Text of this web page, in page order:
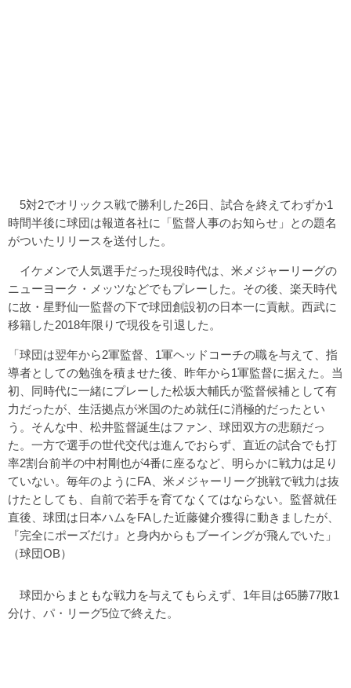
5対2でオリックス戦で勝利した26日、試合を終えてわずか1
時間半後に球団は報道各社に「監督人事のお知らせ」との題名
がついたリリースを送付した。
イケメンで人気選手だった現役時代は、米メジャーリーグの
ニューヨーク・メッツなどでもプレーした。その後、楽天時代
に故・星野仙一監督の下で球団創設初の日本一に貢献。西武に
移籍した2018年限りで現役を引退した。
「球団は翌年から2軍監督、1軍ヘッドコーチの職を与えて、指
導者としての勉強を積ませた後、昨年から1軍監督に据えた。当
初、同時代に一緒にプレーした松坂大輔氏が監督候補として有
力だったが、生活拠点が米国のため就任に消極的だったとい
う。そんな中、松井監督誕生はファン、球団双方の悲願だっ
た。一方で選手の世代交代は進んでおらず、直近の試合でも打
率2割台前半の中村剛也が4番に座るなど、明らかに戦力は足り
ていない。毎年のようにFA、米メジャーリーグ挑戦で戦力は抜
けたとしても、自前で若手を育てなくてはならない。監督就任
直後、球団は日本ハムをFAした近藤健介獲得に動きましたが、
『完全にポーズだけ』と身内からもブーイングが飛んでいた」
（球団OB）
球団からまともな戦力を与えてもらえず、1年目は65勝77敗1
分け、パ・リーグ5位で終えた。